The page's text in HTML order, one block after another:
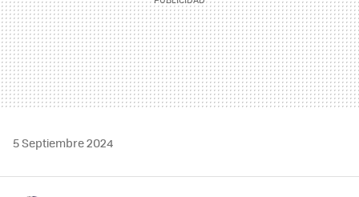
5 Septiembre 2024